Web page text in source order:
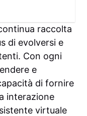
raccolta
di evolversi e
Con ogni
e
di fornire
interazione
virtuale